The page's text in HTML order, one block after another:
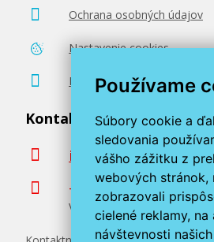
Používame
Súbory cookie a
sledovania
vášho zážitku z
webových stránok,
zobrazovali
cielené reklamy, na
návštevnosti
Ochrana osobných údajov
Nastavenie cookies
Poradenstvo zadarmo
Kontaktujte nás
info@miroluk.sk
+420 377 222 313
Volajte v pracovné dni od 8.